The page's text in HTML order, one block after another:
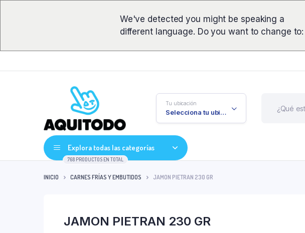
We've detected you might be speaking a
different language. Do you want to change to:
Tu ubicación
Selecciona tu ubicación
Explora todas las categorías
768 PRODUCTOS EN TOTAL
INICIO CARNES FRÍAS Y EMBUTIDOS JAMON PIETRAN 230 GR
JAMON PIETRAN 230 GR